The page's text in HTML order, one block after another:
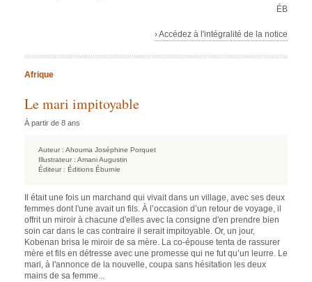
ÉB
› Accédez à l'intégralité de la notice
Afrique
Le mari impitoyable
À partir de 8 ans
Auteur : Ahouma Joséphine Porquet
Illustrateur : Amani Augustin
Éditeur : Éditions Éburnie
Il était une fois un marchand qui vivait dans un village, avec ses deux
femmes dont l'une avait un fils. À l’occasion d’un retour de voyage, il
offrit un miroir à chacune d'elles avec la consigne d'en prendre bien
soin car dans le cas contraire il serait impitoyable. Or, un jour,
Kobenan brisa le miroir de sa mère. La co-épouse tenta de rassurer
mère et fils en détresse avec une promesse qui ne fut qu’un leurre. Le
mari, à l'annonce de la nouvelle, coupa sans hésitation les deux
mains de sa femme...